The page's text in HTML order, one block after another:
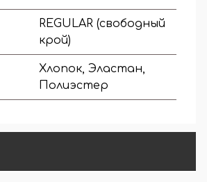
REGULAR (свободный
крой)
Хлопок, Эластан,
Полиэстер